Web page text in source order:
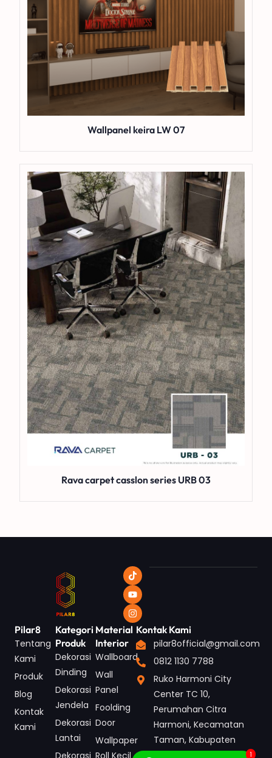
Wallpanel keira LW 07
Rava carpet casslon series URB 03
Pilar8
Tentang
Kami
Produk
Blog
Kontak
Kami
Kategori
Produk
Dekorasi
Dinding
Dekorasi
Jendela
Dekorasi
Lantai
Dekorasi
Material
Interior
Wallboard
Wall
Panel
Foolding
Door
Wallpaper
Roll Kecil
Kontak Kami
pilar8official@gmail.com
0812 1130 7788
Ruko Harmoni City
Center TC 10,
Perumahan Citra
Harmoni, Kecamatan
Taman, Kabupaten
Sidoarjo, Jawa Timur
1